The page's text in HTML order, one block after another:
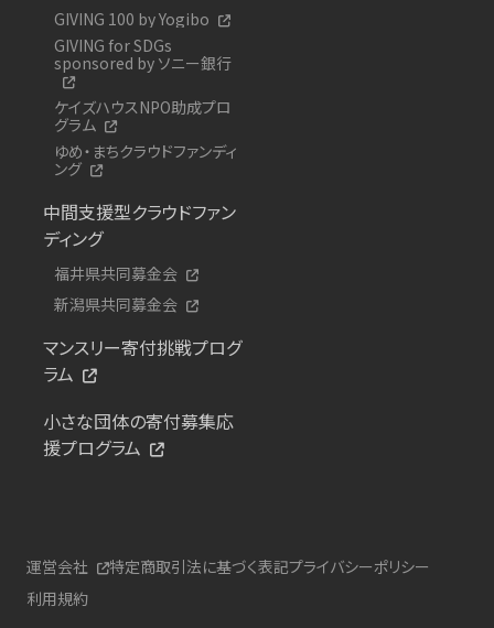
GIVING 100 by Yogibo
GIVING for SDGs
sponsored by ソニー銀行
ケイズハウスNPO助成プロ
グラム
ゆめ・まちクラウドファンディ
ング
中間支援型クラウドファン
ディング
福井県共同募金会
新潟県共同募金会
マンスリー寄付挑戦プログ
ラム
小さな団体の寄付募集応
援プログラム
運営会社 特定商取引法に基づく表記プライバシーポリシー
利用規約